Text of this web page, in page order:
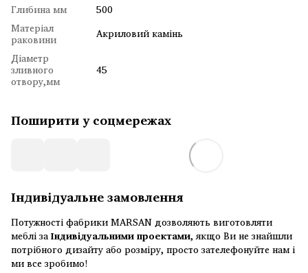
Глибина мм
500
Матеріал
раковини
Акриловий камінь
Діаметр
зливного
отвору,мм
45
Поширити у соцмережах
Індивідуальне замовлення
Потужності фабрики MARSAN дозволяють виготовляти
меблі заІндивідуальними проектами, якщо Ви не знайшли
потрібного дизайту або розміру, просто зателефонуйте нам і
ми все зробимо!